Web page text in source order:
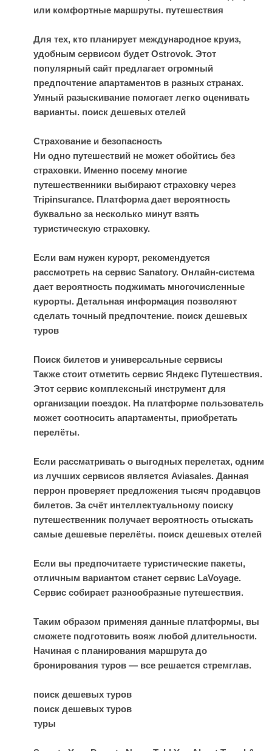
или комфортные маршруты. путешествия
Для тех, кто планирует международное круиз,
удобным сервисом будет Ostrovok. Этот
популярный сайт предлагает огромный
предпочтение апартаментов в разных странах.
Умный разыскивание помогает легко оценивать
варианты. поиск дешевых отелей
Страхование и безопасность
Ни одно путешествий не может обойтись без
страховки. Именно посему многие
путешественники выбирают страховку через
Tripinsurance. Платформа дает вероятность
буквально за несколько минут взять
туристическую страховку.
Если вам нужен курорт, рекомендуется
рассмотреть на сервис Sanatory. Онлайн-система
дает вероятность поджимать многочисленные
курорты. Детальная информация позволяют
сделать точный предпочтение. поиск дешевых
туров
Поиск билетов и универсальные сервисы
Также стоит отметить сервис Яндекс Путешествия.
Этот сервис комплексный инструмент для
организации поездок. На платформе пользователь
может соотносить апартаменты, приобретать
перелёты.
Если рассматривать о выгодных перелетах, одним
из лучших сервисов является Aviasales. Данная
перрон проверяет предложения тысяч продавцов
билетов. За счёт интеллектуальному поиску
путешественник получает вероятность отыскать
самые дешевые перелёты. поиск дешевых отелей
Если вы предпочитаете туристические пакеты,
отличным вариантом станет сервис LaVoyage.
Сервис собирает разнообразные путешествия.
Таким образом применяя данные платформы, вы
сможете подготовить вояж любой длительности.
Начиная с планирования маршрута до
бронирования туров — все решается стремглав.
поиск дешевых туров
поиск дешевых туров
туры